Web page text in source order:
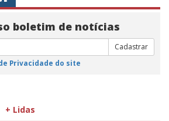
boletim de notícias
Cadastrar
Privacidade do site
+ Lidas